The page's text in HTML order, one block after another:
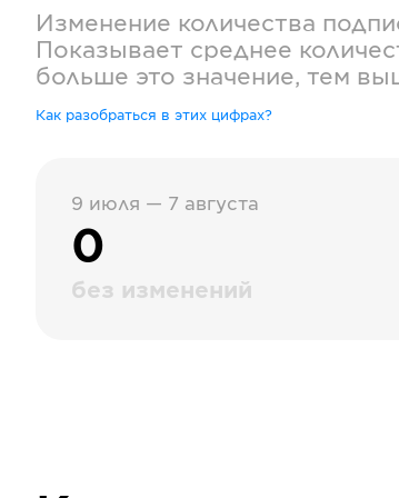
Изменение количества
Показывает среднее
больше это значение, тем
Как разобраться в этих цифрах?
9 июля — 7 августа
0
без изменений